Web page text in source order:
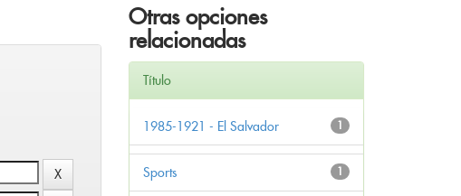
Otras opciones
relacionadas
Título
1
1985-1921 - El Salvador
1
Sports